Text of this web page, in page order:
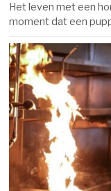
Het leven met een
moment dat een